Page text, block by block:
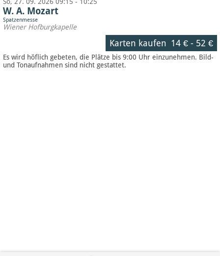
So, 27. 09. 2026 09:15 - 10:25
W. A. Mozart
Spatzenmesse
Wiener Hofburgkapelle
Karten kaufen 14 €- 52 €
Es wird höflich gebeten, die Plätze bis 9:00 Uhr einzunehmen. Bild-
und Tonaufnahmen sind nicht gestattet.